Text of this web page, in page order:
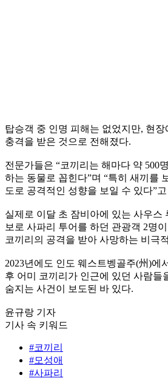
탑승객 중 인명 피해는 없었지만, 현
충격을 받은 것으로 전해졌다.
전문가들은 “코끼리는 해마다 약 500
하는 동물로 꼽힌다”며 “특히 새끼를
도로 공격적인 성향을 보일 수 있다”
실제로 이달 초 잠비아에 있는 사우스
보로 사파리 투어를 하던 관광객 2명
코끼리의 공격을 받아 사망하는 비극
2023년에도 인도 웨스트벵골주(州)에
후 어미 코끼리가 인근에 있던 사람들
숨지는 사건이 보도된 바 있다.
윤규랑 기자
기사 속 키워드
#코끼리
#모성애
#사파리